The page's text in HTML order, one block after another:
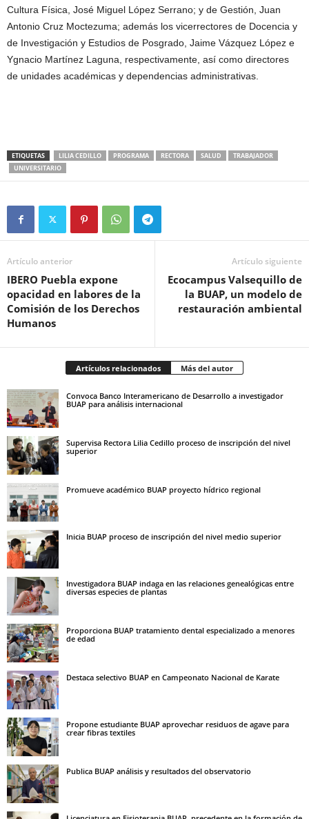
Cultura Física, José Miguel López Serrano; y de Gestión, Juan
Antonio Cruz Moctezuma; además los vicerrectores de Docencia y
de Investigación y Estudios de Posgrado, Jaime Vázquez López e
Ygnacio Martínez Laguna, respectivamente, así como directores
de unidades académicas y dependencias administrativas.
ETIQUETAS LILIA CEDILLO PROGRAMA RECTORA SALUD
TRABAJADOR
UNIVERSITARIO
Artículo anterior
IBERO Puebla expone
opacidad en labores de la
Comisión de los Derechos
Humanos
Artículo siguiente
Ecocampus Valsequillo de
la BUAP, un modelo de
restauración ambiental
Artículos relacionados Más del autor
Convoca Banco Interamericano de Desarrollo a investigador
BUAP para análisis internacional
Supervisa Rectora Lilia Cedillo proceso de inscripción del nivel
superior
Promueve académico BUAP proyecto hídrico regional
Inicia BUAP proceso de inscripción del nivel medio superior
Investigadora BUAP indaga en las relaciones genealógicas entre
diversas especies de plantas
Proporciona BUAP tratamiento dental especializado a menores
de edad
Destaca selectivo BUAP en Campeonato Nacional de Karate
Propone estudiante BUAP aprovechar residuos de agave para
crear fibras textiles
Publica BUAP análisis y resultados del observatorio